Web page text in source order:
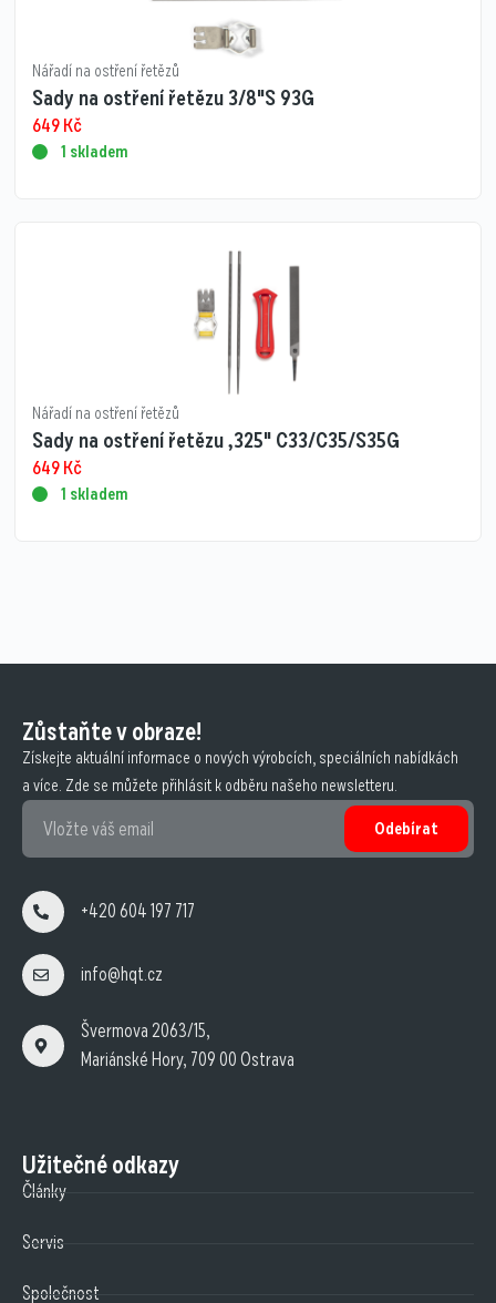
Nářadí na ostření řetězů
Sady na ostření řetězu 3/8"S 93G
649Kč
1 skladem
Nářadí na ostření řetězů
Sady na ostření řetězu ,325" C33/C35/S35G
649Kč
1 skladem
Zůstaňte v obraze!
Získejte aktuální informace o nových výrobcích, speciálních nabídkách
a více. Zde se můžete přihlásit k odběru našeho newsletteru.
Odebírat
+420 604 197 717
info@hqt.cz
Švermova 2063/15,
Mariánské Hory, 709 00 Ostrava
Užitečné odkazy
Články
Servis
Společnost